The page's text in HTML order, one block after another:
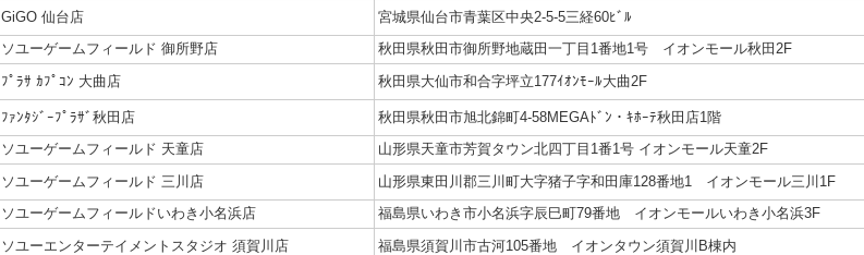
GiGO 仙台店 宮城県仙台市青葉区中央2-5-5三経60ﾋﾞﾙ
ソユーゲームフィールド 御所野店
秋田県秋田市御所野地蔵田一丁目1番地1号 イオンモール秋田2F
ﾌﾟﾗｻ ｶﾌﾟｺﾝ 大曲店
秋田県大仙市和合字坪立177ｲｵﾝﾓｰﾙ大曲2F
ﾌｧﾝﾀｼﾞｰﾌﾟﾗｻﾞ秋田店 秋田県秋田市旭北錦町4-58MEGAﾄﾞﾝ・ｷﾎｰﾃ秋田店1階
ソユーゲームフィールド 天童店
山形県天童市芳賀タウン北四丁目1番1号 イオンモール天童2F
ソユーゲームフィールド 三川店
山形県東田川郡三川町大字猪子字和田庫128番地1 イオンモール三川1F
ソユーゲームフィールドいわき小名浜店
福島県いわき市小名浜字辰巳町79番地 イオンモールいわき小名浜3F
ソユーエンターテイメントスタジオ 須賀川店
福島県須賀川市古河105番地 イオンタウン須賀川B棟内